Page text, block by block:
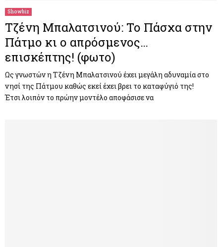
Showbiz
Τζένη Μπαλατσινού: Το Πάσχα στην
Πάτμο κι ο απρόσμενος…
επισκέπτης! (φωτο)
Ως γνωστών η Τζένη Μπαλατσινού έχει μεγάλη αδυναμία στο
νησί της Πάτμου καθώς εκεί έχει βρει το καταφύγιό της!
Έτσι λοιπόν το πρώην μοντέλο αποφάσισε να